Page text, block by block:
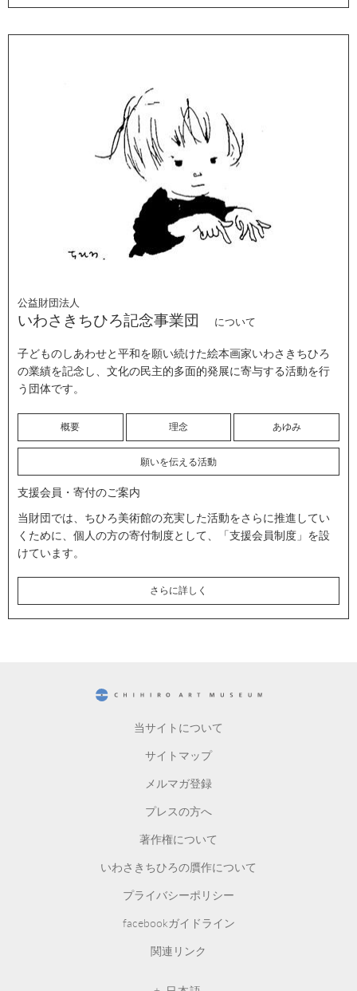
公益財団法人
いわさきちひろ記念事業団 について
子どものしあわせと平和を願い続けた絵本画家いわさきちひろ
の業績を記念し、文化の民主的多面的発展に寄与する活動を行
う団体です。
概要 理念 あゆみ
願いを伝える活動
支援会員・寄付のご案内
当財団では、ちひろ美術館の充実した活動をさらに推進してい
くために、個人の方の寄付制度として、「支援会員制度」を設
けています。
さらに詳しく
当サイトについて
サイトマップ
メルマガ登録
プレスの方へ
著作権について
いわさきちひろの贋作について
プライバシーポリシー
facebookガイドライン
関連リンク